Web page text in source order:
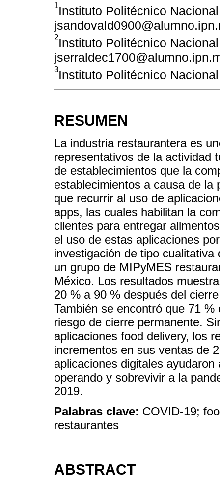
1Instituto Politécnico
2Instituto Politécnico
3Instituto Politécnico
RESUMEN
La industria restaurantera es
representativos de la actividad
de establecimientos que la
establecimientos a causa de la
que recurrir al uso de
apps, las cuales habilitan la
clientes para entregar
el uso de estas aplicaciones
investigación de tipo
un grupo de MIPyMES
México. Los resultados
20 % a 90 % después del
También se encontró que 71
riesgo de cierre permanente.
aplicaciones food delivery, los
incrementos en sus ventas de
aplicaciones digitales
operando y sobrevivir a la
2019.
Palabras clave: COVID-19;
restaurantes
ABSTRACT